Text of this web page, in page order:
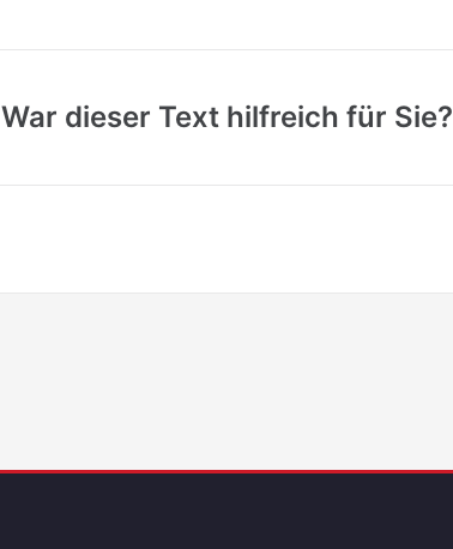
War dieser Text hilfreich für Sie?